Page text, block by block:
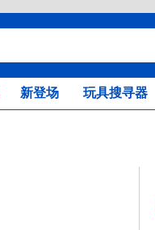
新登场 玩具搜寻器